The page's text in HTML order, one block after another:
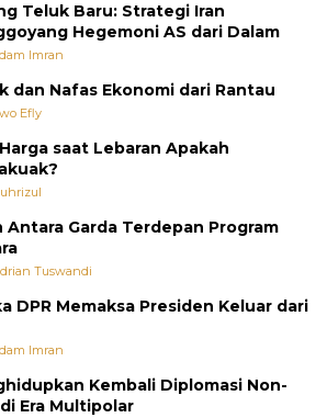
Teluk Baru: Strategi Iran
Hegemoni AS dari Dalam
Imran
dan Nafas Ekonomi dari Rantau
Efly
saat Lebaran Apakah
Antara Garda Terdepan Program
Tuswandi
DPR Memaksa Presiden Keluar dari
Imran
Kembali Diplomasi Non-
Era Multipolar